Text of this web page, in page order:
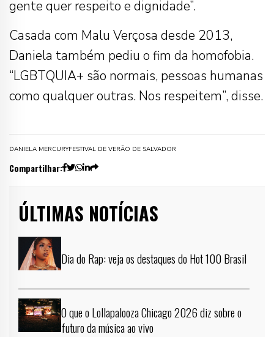
gente quer respeito e dignidade”.
Casada com Malu Verçosa desde 2013,
Daniela também pediu o fim da homofobia.
“LGBTQUIA+ são normais, pessoas humanas
como qualquer outras. Nos respeitem”, disse.
DANIELA MERCURYFESTIVAL DE VERÃO DE SALVADOR
Compartilhar:
ÚLTIMAS NOTÍCIAS
Dia do Rap: veja os destaques do Hot 100 Brasil
O que o Lollapalooza Chicago 2026 diz sobre o
futuro da música ao vivo